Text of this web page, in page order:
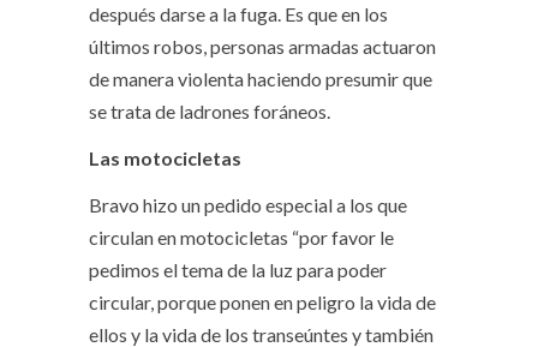
después darse a la fuga. Es que en los
últimos robos, personas armadas actuaron
de manera violenta haciendo presumir que
se trata de ladrones foráneos.
Las motocicletas
Bravo hizo un pedido especial a los que
circulan en motocicletas “por favor le
pedimos el tema de la luz para poder
circular, porque ponen en peligro la vida de
ellos y la vida de los transeúntes y también